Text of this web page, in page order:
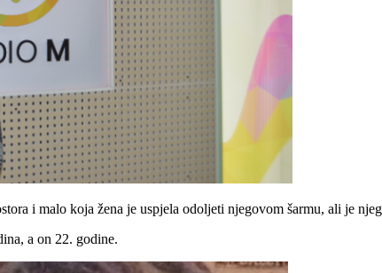
i malo koja žena je uspjela odoljeti njegovom šarmu, ali je
a on 22. godine.